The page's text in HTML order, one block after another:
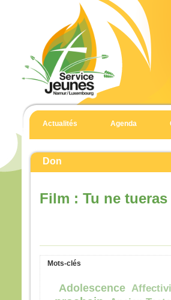
Actualités Agenda
Don
Film : Tu ne
Mots-clés
Adolescence